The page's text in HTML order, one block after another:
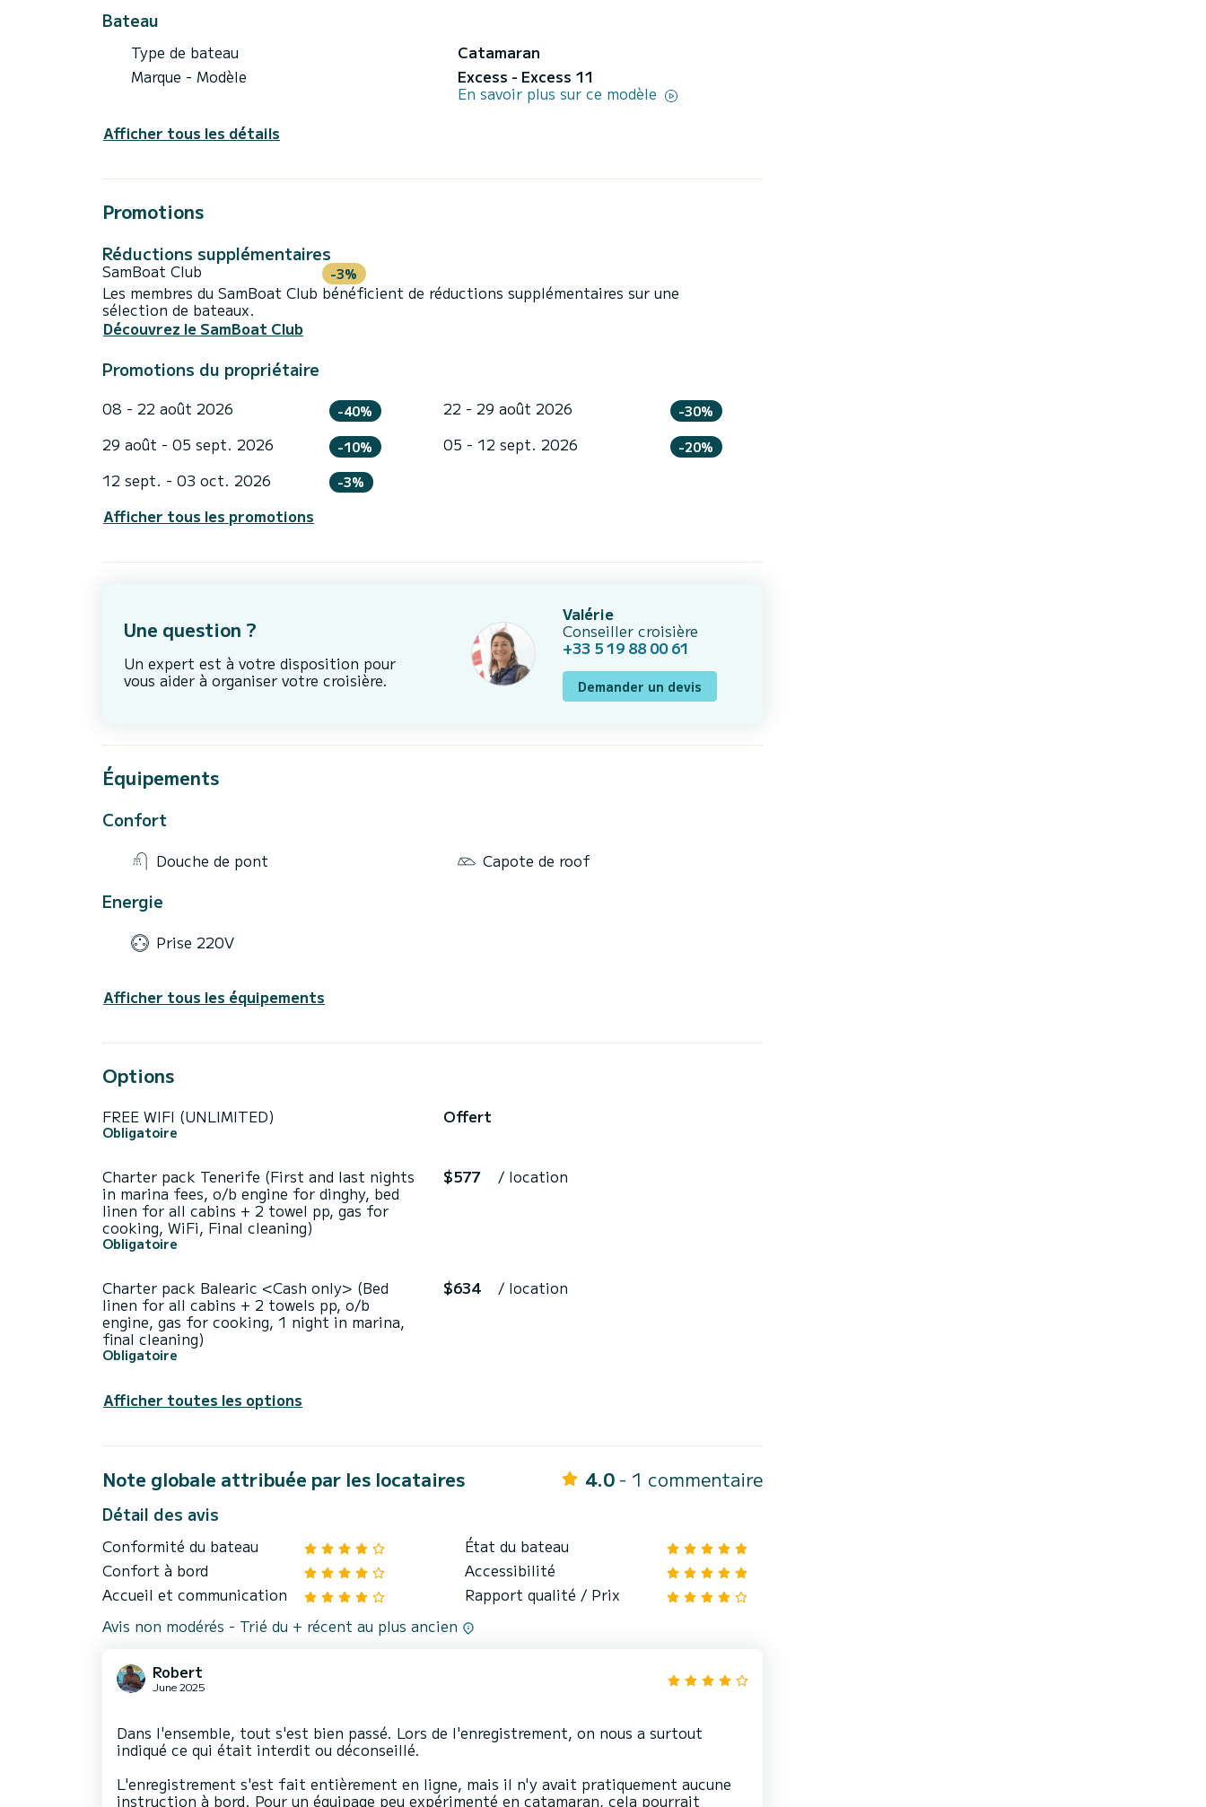
Bateau
Type de bateau
Catamaran
Marque - Modèle
Excess - Excess 11
En savoir plus sur ce modèle
Afficher tous les détails
Promotions
Réductions supplémentaires
SamBoat Club -3%
Les membres du SamBoat Club bénéficient de réductions supplémentaires sur une
sélection de bateaux.
Découvrez le SamBoat Club
Promotions du propriétaire
08 - 22 août 2026 -40% 22 - 29 août 2026 -30%
29 août - 05 sept. 2026 -10% 05 - 12 sept. 2026 -20%
12 sept. - 03 oct. 2026 -3%
Afficher tous les promotions
Une question ?
Un expert est à votre disposition pour
vous aider à organiser votre croisière.
Valérie
Conseiller croisière
+33 5 19 88 00 61
Demander un devis
Équipements
Confort
Douche de pont Capote de roof
Energie
Prise 220V
Afficher tous les équipements
Options
FREE WIFI (UNLIMITED)
Obligatoire
Offert
Charter pack Tenerife (First and last nights
in marina fees, o/b engine for dinghy, bed
linen for all cabins + 2 towel pp, gas for
cooking, WiFi, Final cleaning)
Obligatoire
$577 / location
Charter pack Balearic <Cash only> (Bed
linen for all cabins + 2 towels pp, o/b
engine, gas for cooking, 1 night in marina,
final cleaning)
Obligatoire
$634 / location
Afficher toutes les options
Note globale attribuée par les locataires 4.0 - 1 commentaire
Détail des avis
Conformité du bateau
État du bateau
Confort à bord
Accessibilité
Accueil et communication
Rapport qualité / Prix
Avis non modérés - Trié du + récent au plus ancien
Robert
June 2025
Dans l'ensemble, tout s'est bien passé. Lors de l'enregistrement, on nous a surtout
indiqué ce qui était interdit ou déconseillé.
L'enregistrement s'est fait entièrement en ligne, mais il n'y avait pratiquement aucune
instruction à bord. Pour un équipage peu expérimenté en catamaran, cela pourrait